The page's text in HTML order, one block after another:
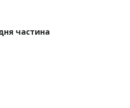
частина